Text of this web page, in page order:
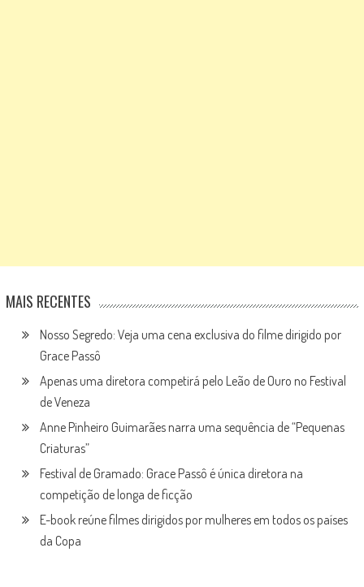
MAIS RECENTES
Nosso Segredo: Veja uma cena exclusiva do filme dirigido por
Grace Passô
Apenas uma diretora competirá pelo Leão de Ouro no Festival
de Veneza
Anne Pinheiro Guimarães narra uma sequência de “Pequenas
Criaturas”
Festival de Gramado: Grace Passô é única diretora na
competição de longa de ficção
E-book reúne filmes dirigidos por mulheres em todos os países
da Copa